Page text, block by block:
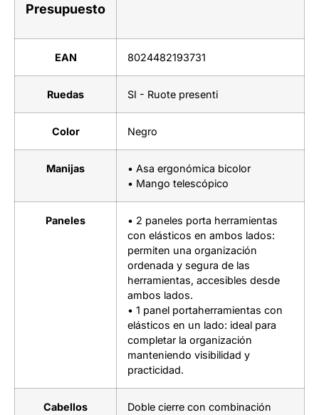
Presupuesto
EAN 8024482193731
Ruedas SI - Ruote presenti
Color Negro
Manijas
• Asa ergonómica bicolor
• Mango telescópico
Paneles
• 2 paneles porta herramientas
con elásticos en ambos lados:
permiten una organización
ordenada y segura de las
herramientas, accesibles desde
ambos lados.
• 1 panel portaherramientas con
elásticos en un lado: ideal para
completar la organización
manteniendo visibilidad y
practicidad.
Cabellos Doble cierre con combinación